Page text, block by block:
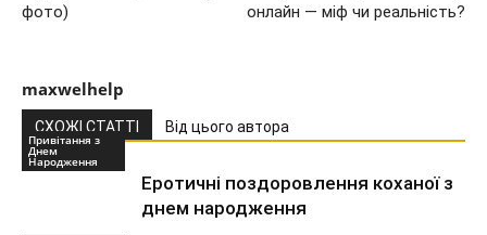
фото)
онлайн — міф чи реальність?
maxwelhelp
СХОЖІ СТАТТІ Від цього автора
Привітання з
Днем
Народження
Еротичні поздоровлення коханої з
днем народження